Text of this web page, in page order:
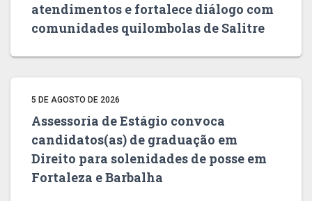
atendimentos e fortalece diálogo com
comunidades quilombolas de Salitre
5 DE AGOSTO DE 2026
Assessoria de Estágio convoca
candidatos(as) de graduação em
Direito para solenidades de posse em
Fortaleza e Barbalha